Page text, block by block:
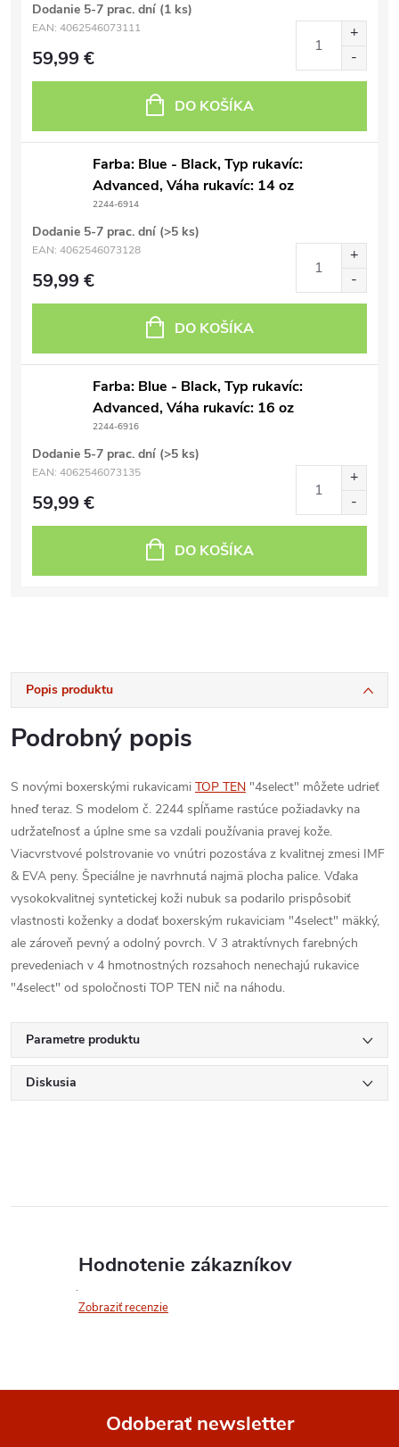
Dodanie 5-7 prac. dní (1 ks)
EAN: 4062546073111
59,99 €
DO KOŠÍKA
Farba: Blue - Black, Typ rukavíc:
Advanced, Váha rukavíc: 14 oz
2244-6914
Dodanie 5-7 prac. dní (>5 ks)
EAN: 4062546073128
59,99 €
DO KOŠÍKA
Farba: Blue - Black, Typ rukavíc:
Advanced, Váha rukavíc: 16 oz
2244-6916
Dodanie 5-7 prac. dní (>5 ks)
EAN: 4062546073135
59,99 €
DO KOŠÍKA
Popis produktu
Podrobný popis
S novými boxerskými rukavicami TOP TEN "4select" môžete udrieť
hneď teraz. S modelom č. 2244 spĺňame rastúce požiadavky na
udržateľnosť a úplne sme sa vzdali používania pravej kože.
Viacvrstvové polstrovanie vo vnútri pozostáva z kvalitnej zmesi IMF
& EVA peny. Špeciálne je navrhnutá najmä plocha palice. Vďaka
vysokokvalitnej syntetickej koži nubuk sa podarilo prispôsobiť
vlastnosti koženky a dodať boxerským rukaviciam "4select" mäkký,
ale zároveň pevný a odolný povrch. V 3 atraktívnych farebných
prevedeniach v 4 hmotnostných rozsahoch nenechajú rukavice
"4select" od spoločnosti TOP TEN nič na náhodu.
Parametre produktu
Diskusia
Hodnotenie zákazníkov
Zobraziť recenzie
Odoberať newsletter